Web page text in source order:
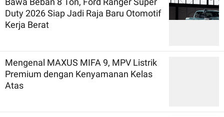
Duty 2026 Siap Jadi Raja Baru Otomotif
Kerja Berat
Mengenal MAXUS MIFA 9, MPV Listrik
Premium dengan Kenyamanan Kelas
Atas